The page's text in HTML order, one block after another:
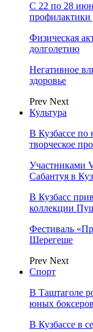
С 22 по 28
профилактики
Физическая
долголетию
Негативное
здоровье
Prev Next
Культура
В Кузбассе по
творческое
Участниками
Сабантуя в
В Кузбасс
коллекции
Фестиваль
Шерегеше
Prev Next
Спорт
В Таштаголе
юных боксеров
В Кузбассе в